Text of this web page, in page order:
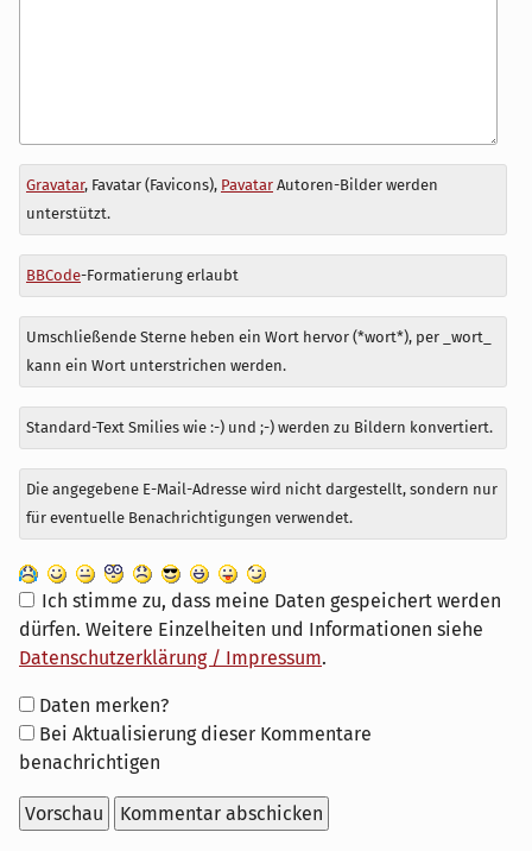
Antwort
zu
Gravatar, Favatar (Favicons), PavatarAutoren-Bilder werden
unterstützt.
BBCode-Formatierung erlaubt
Umschließende Sterne heben ein Wort hervor (*wort*), per _wort_
kann ein Wort unterstrichen werden.
Standard-Text Smilies wie :-) und ;-) werden zu Bildern konvertiert.
Die angegebene E-Mail-Adresse wird nicht dargestellt, sondern nur
für eventuelle Benachrichtigungen verwendet.
Ich stimme zu, dass meine Daten gespeichert werden
dürfen. Weitere Einzelheiten und Informationen siehe
Datenschutzerklärung / Impressum.
Formular-
Optionen
Daten merken?
Bei Aktualisierung dieser Kommentare
benachrichtigen